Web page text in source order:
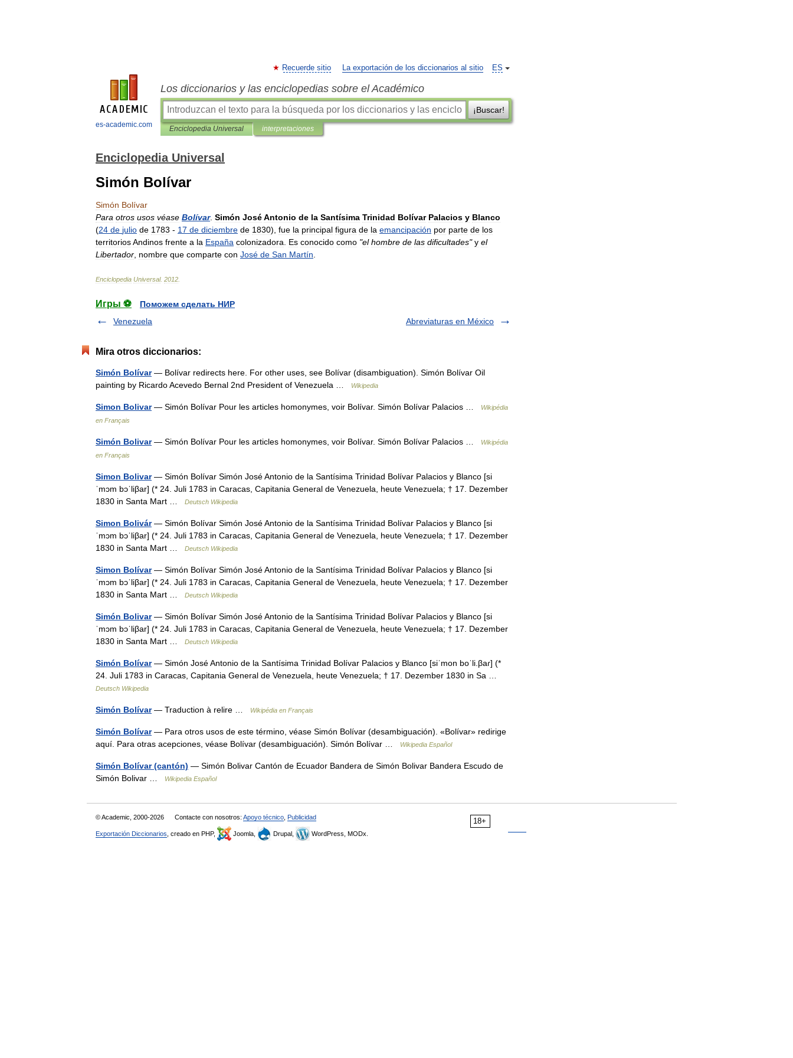
es-academic.com
ES
Recuerde sitio La exportación de los diccionarios al sitio
Los diccionarios y las enciclopedias sobre el Académico
¡Buscar!
Enciclopedia Universal interpretaciones
Enciclopedia Universal
Simón Bolívar
Simón Bolívar
Para otros usos véase Bolívar. Simón JoséAntonio de la Santísima Trinidad Bolívar Palacios y Blanco
(24 de julio de 1783 - 17 de diciembre de 1830), fue la principal figura de la emancipación por parte de los
territoriosAndinos frente a la España colonizadora Es conocido como "el hombre de las dificultades" y el
Libertador nombre que comparte con José de San Martín
Enciclopedia Universal. 2012
Игры ⚽
Поможем сделать НИР
Venezuela
Abreviaturas en México
Mira otros diccionarios:
Simón Bolívar— Bolívar redirects here. For other uses, see Bolívar (disambiguation). Simón Bolívar Oil
painting by Ricardo Acevedo Bernal 2nd President of Venezuela …
Wikipedia
Simon Bolivar— Simón Bolívar Pour les articles homonymes, voir Bolívar. Simón Bolívar Palacios …
Wikipédia
en Français
Simón Bolivar— Simón Bolívar Pour les articles homonymes, voir Bolívar. Simón Bolívar Palacios …
Wikipédia
en Français
Simon Bolivar— Simón Bolívar Simón José Antonio de la Santísima Trinidad Bolívar Palacios y Blanco [si
ˈmɔm bɔˈliβar] (* 24. Juli 1783 in Caracas, Capitania General de Venezuela, heute Venezuela; † 17. Dezember
1830 in Santa Mart …
Deutsch Wikipedia
Simon Bolivár— Simón Bolívar Simón José Antonio de la Santísima Trinidad Bolívar Palacios y Blanco [si
ˈmɔm bɔˈliβar] (* 24. Juli 1783 in Caracas, Capitania General de Venezuela, heute Venezuela; † 17. Dezember
1830 in Santa Mart …
Deutsch Wikipedia
Simon Bolívar— Simón Bolívar Simón José Antonio de la Santísima Trinidad Bolívar Palacios y Blanco [si
ˈmɔm bɔˈliβar] (* 24. Juli 1783 in Caracas, Capitania General de Venezuela, heute Venezuela; † 17. Dezember
1830 in Santa Mart …
Deutsch Wikipedia
Simón Bolivar— Simón Bolívar Simón José Antonio de la Santísima Trinidad Bolívar Palacios y Blanco [si
ˈmɔm bɔˈliβar] (* 24. Juli 1783 in Caracas, Capitania General de Venezuela, heute Venezuela; † 17. Dezember
1830 in Santa Mart …
Deutsch Wikipedia
Simón Bolívar— Simón José Antonio de la Santísima Trinidad Bolívar Palacios y Blanco [siˈmon boˈli.βaɾ] (*
24. Juli 1783 in Caracas, Capitania General de Venezuela, heute Venezuela; † 17. Dezember 1830 in Sa …
Deutsch Wikipedia
Simón Bolívar— Traduction à relire … Wikipédia en Français
Simón Bolívar— Para otros usos de este término, véase Simón Bolívar (desambiguación). «Bolívar» redirige
aquí. Para otras acepciones, véase Bolívar (desambiguación). Simón Bolívar …
Wikipedia Español
Simón Bolívar (cantón) — Simón Bolivar Cantón de Ecuador Bandera de Simón Bolivar Bandera Escudo de
Simón Bolivar …
Wikipedia Español
18+
© Academic, 2000-2026 Contacte con nosotros: Apoyo técnico Publicidad
Exportación Diccionarios , creado en PHP, Joomla, Drupal, WordPress, MODx.